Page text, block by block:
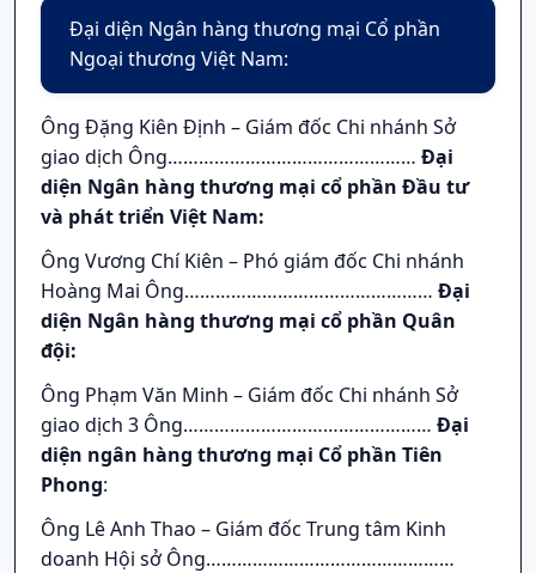
Đại diện Ngân hàng thương mại Cổ phần
Ngoại thương Việt Nam:
Ông Đặng Kiên Định – Giám đốc Chi nhánh Sở
giao dịch Ông…………………………………………Đại
diện Ngân hàng thương mại cổ phần Đầu tư
và phát triển Việt Nam:
Ông Vương Chí Kiên – Phó giám đốc Chi nhánh
Hoàng Mai Ông…………………………………………Đại
diện Ngân hàng thương mại cổ phần Quân
đội:
Ông Phạm Văn Minh – Giám đốc Chi nhánh Sở
giao dịch 3 Ông…………………………………………Đại
diện ngân hàng thương mại Cổ phần Tiên
Phong:
Ông Lê Anh Thao – Giám đốc Trung tâm Kinh
doanh Hội sở Ông…………………………………………